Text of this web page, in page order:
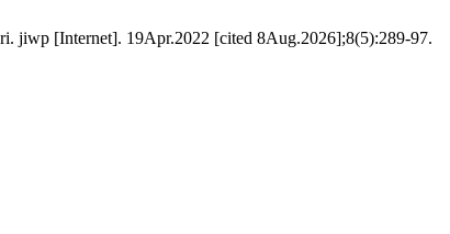
jiwp [Internet]. 19Apr.2022 [cited 8Aug.2026];8(5):289-97.